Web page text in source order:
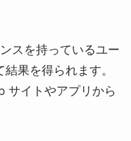
スを持っているユー
果を得られます。
サイトやアプリから